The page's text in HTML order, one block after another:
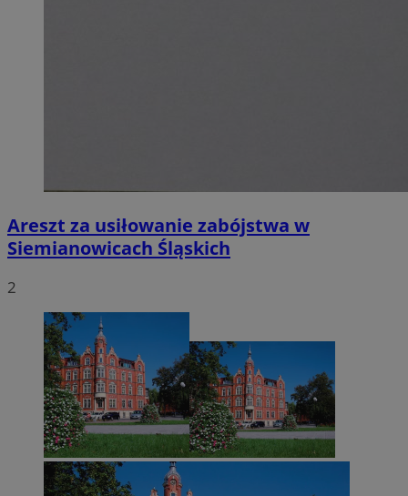
Areszt za usiłowanie zabójstwa w
Siemianowicach Śląskich
2